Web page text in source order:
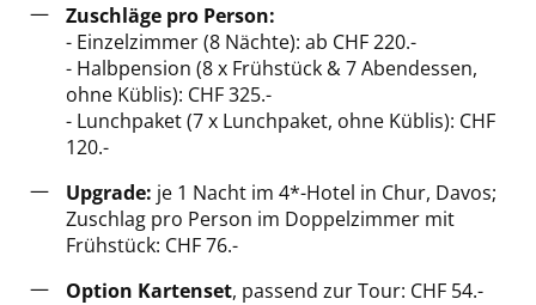
Zuschläge pro Person:
- Einzelzimmer (8 Nächte): ab CHF 220.-
- Halbpension (8 x Frühstück & 7 Abendessen,
ohne Küblis): CHF 325.-
- Lunchpaket (7 x Lunchpaket, ohne Küblis): CHF
120.-
Upgrade: je 1 Nacht im 4*-Hotel in Chur, Davos;
Zuschlag pro Person im Doppelzimmer mit
Frühstück: CHF 76.-
Option Kartenset, passend zur Tour: CHF 54.-